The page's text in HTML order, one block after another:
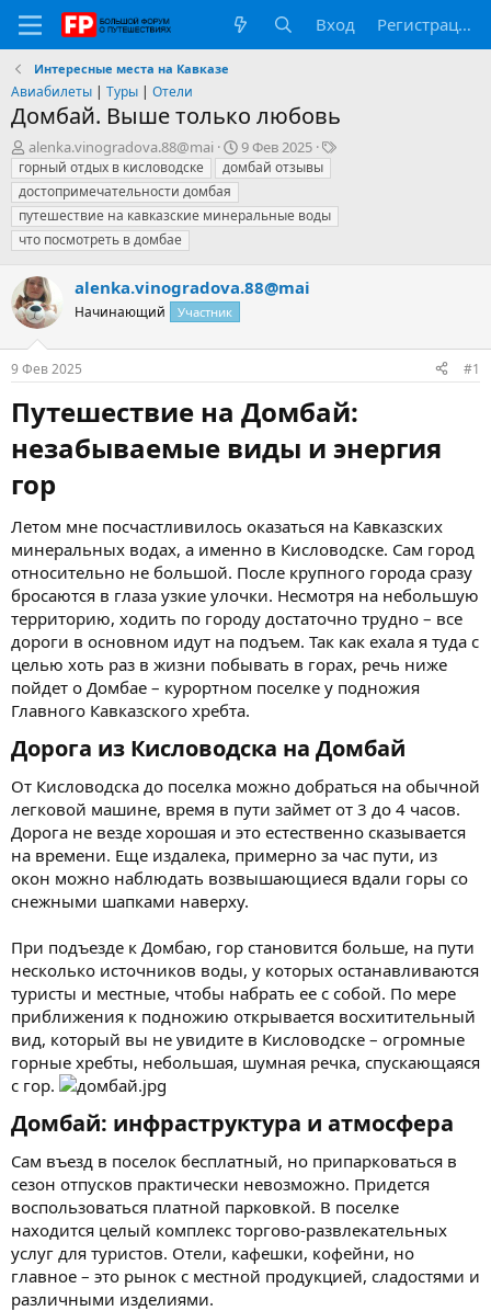
Вход Регистрация
Интересные места на Кавказе
Авиабилеты | Туры | Отели
Домбай. Выше только любовь
А
в
т
о
р
т
м
ы
alenka.vinogradova.88@mai
Д
а
а
н
а
9 Фев 2025
Т
и
горный отдых в кисловодске
домбай отзывы
достопримечательности домбая
путешествие на кавказские минеральные воды
что посмотреть в домбае
alenka.vinogradova.88@mai
Начинающий Участник
9 Фев 2025 #1
Путешествие на Домбай:
незабываемые виды и энергия
гор​
Летом мне посчастливилось оказаться на Кавказских
минеральных водах, а именно в Кисловодске. Сам город
относительно не большой. После крупного города сразу
бросаются в глаза узкие улочки. Несмотря на небольшую
территорию, ходить по городу достаточно трудно – все
дороги в основном идут на подъем. Так как ехала я туда с
целью хоть раз в жизни побывать в горах, речь ниже
пойдет о Домбае – курортном поселке у подножия
Главного Кавказского хребта.
Дорога из Кисловодска на Домбай​
От Кисловодска до поселка можно добраться на обычной
легковой машине, время в пути займет от 3 до 4 часов.
Дорога не везде хорошая и это естественно сказывается
на времени. Еще издалека, примерно за час пути, из
окон можно наблюдать возвышающиеся вдали горы со
снежными шапками наверху.
При подъезде к Домбаю, гор становится больше, на пути
несколько источников воды, у которых останавливаются
туристы и местные, чтобы набрать ее с собой. По мере
приближения к подножию открывается восхитительный
вид, который вы не увидите в Кисловодске – огромные
горные хребты, небольшая, шумная речка, спускающаяся
с гор.
Домбай: инфраструктура и атмосфера​
Сам въезд в поселок бесплатный, но припарковаться в
сезон отпусков практически невозможно. Придется
воспользоваться платной парковкой. В поселке
находится целый комплекс торгово-развлекательных
услуг для туристов. Отели, кафешки, кофейни, но
главное – это рынок с местной продукцией, сладостями и
различными изделиями.